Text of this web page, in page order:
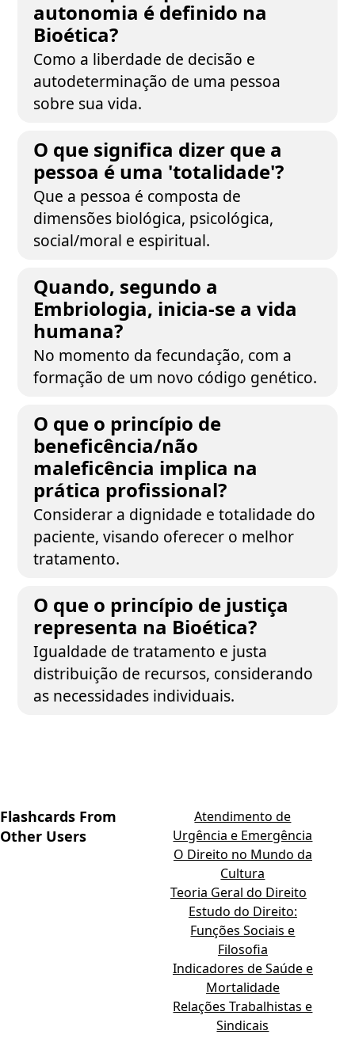
autonomia é definido na
Bioética?
Como a liberdade de decisão e
autodeterminação de uma pessoa
sobre sua vida.
O que significa dizer que a
pessoa é uma 'totalidade'?
Que a pessoa é composta de
dimensões biológica, psicológica,
social/moral e espiritual.
Quando, segundo a
Embriologia, inicia-se a vida
humana?
No momento da fecundação, com a
formação de um novo código genético.
O que o princípio de
beneficência/não
maleficência implica na
prática profissional?
Considerar a dignidade e totalidade do
paciente, visando oferecer o melhor
tratamento.
O que o princípio de justiça
representa na Bioética?
Igualdade de tratamento e justa
distribuição de recursos, considerando
as necessidades individuais.
Flashcards From
Other Users
Atendimento de
Urgência e Emergência
O Direito no Mundo da
Cultura
Teoria Geral do Direito
Estudo do Direito:
Funções Sociais e
Filosofia
Indicadores de Saúde e
Mortalidade
Relações Trabalhistas e
Sindicais